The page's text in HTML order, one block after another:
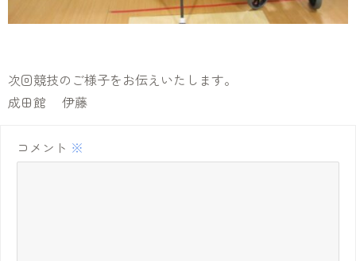
次回競技のご様子をお伝えいたします。
成田館 伊藤
コメント ※